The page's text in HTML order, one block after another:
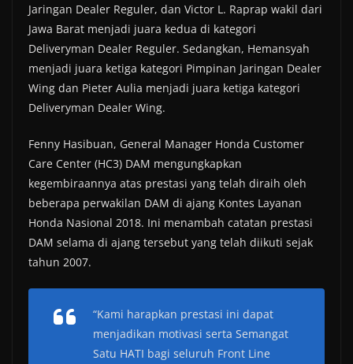
Jaringan Dealer Reguler, dan Victor L. Raprap wakil dari
Jawa Barat menjadi juara kedua di kategori
Deliveryman Dealer Reguler. Sedangkan, Hemansyah
menjadi juara ketiga kategori Pimpinan Jaringan Dealer
Wing dan Pieter Aulia menjadi juara ketiga kategori
Deliveryman Dealer Wing.
Fenny Hasibuan, General Manager Honda Customer
Care Center (HC3) DAM mengungkapkan
kegembiraannya atas prestasi yang telah diraih oleh
beberapa perwakilan DAM di ajang Kontes Layanan
Honda Nasional 2018. Ini menambah catatan prestasi
DAM selama di ajang tersebut yang telah diikuti sejak
tahun 2007.
“Kami harapkan prestasi ini dapat
menjadikan motivasi serta Semangat
Satu HATI bagi seluruh Front Line